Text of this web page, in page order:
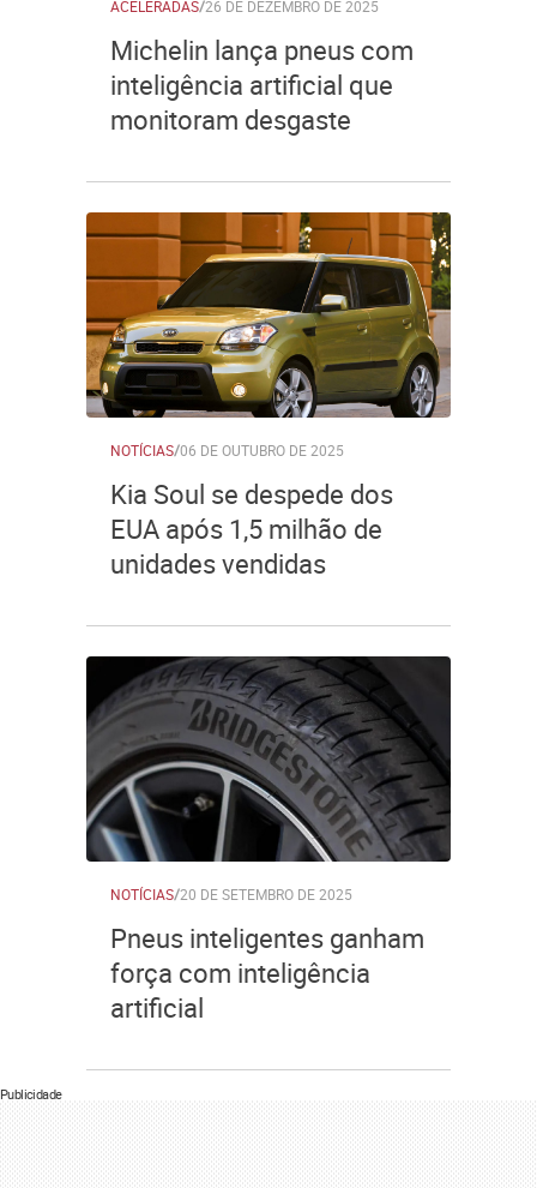
ACELERADAS/26 DE DEZEMBRO DE 2025
Michelin lança pneus com
inteligência artificial que
monitoram desgaste
NOTÍCIAS/06 DE OUTUBRO DE 2025
Kia Soul se despede dos
EUA após 1,5 milhão de
unidades vendidas
NOTÍCIAS/20 DE SETEMBRO DE 2025
Pneus inteligentes ganham
força com inteligência
artificial
Publicidade